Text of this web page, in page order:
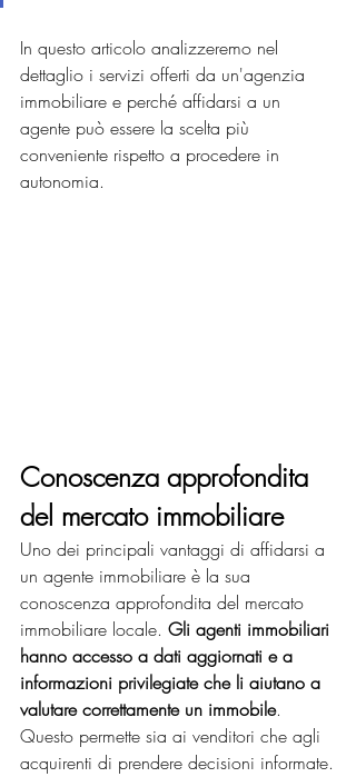
In questo articolo analizzeremo nel
dettaglio i servizi offerti da un'agenzia
immobiliare e perché affidarsi a un
agente può essere la scelta più
conveniente rispetto a procedere in
autonomia.
Conoscenza approfondita
del mercato immobiliare
Uno dei principali vantaggi di affidarsi a
un agente immobiliare è la sua
conoscenza approfondita del mercato
immobiliare locale. Gli agenti immobiliari
hanno accesso a dati aggiornati e a
informazioni privilegiate che li aiutano a
valutare correttamente un immobile.
Questo permette sia ai venditori che agli
acquirenti di prendere decisioni informate.